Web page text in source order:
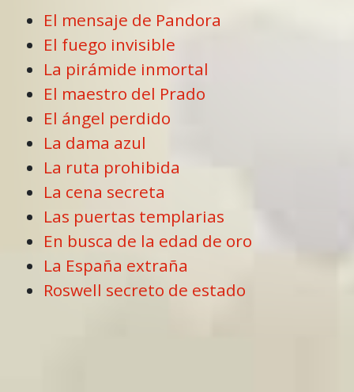
El mensaje de Pandora
El fuego invisible
La pirámide inmortal
El maestro del Prado
El ángel perdido
La dama azul
La ruta prohibida
La cena secreta
Las puertas templarias
En busca de la edad de oro
La España extraña
Roswell secreto de estado